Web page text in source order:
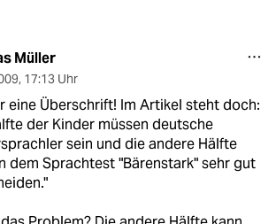
Müller
, 17:13 Uhr
eine Überschrift! Im Artikel steht doch:
der Kinder müssen deutsche
sein und die andere Hälfte
dem Sprachtest "Bärenstark" sehr gut